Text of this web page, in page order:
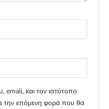
και τον ιστότοπο
την επόμενη φορά που θα